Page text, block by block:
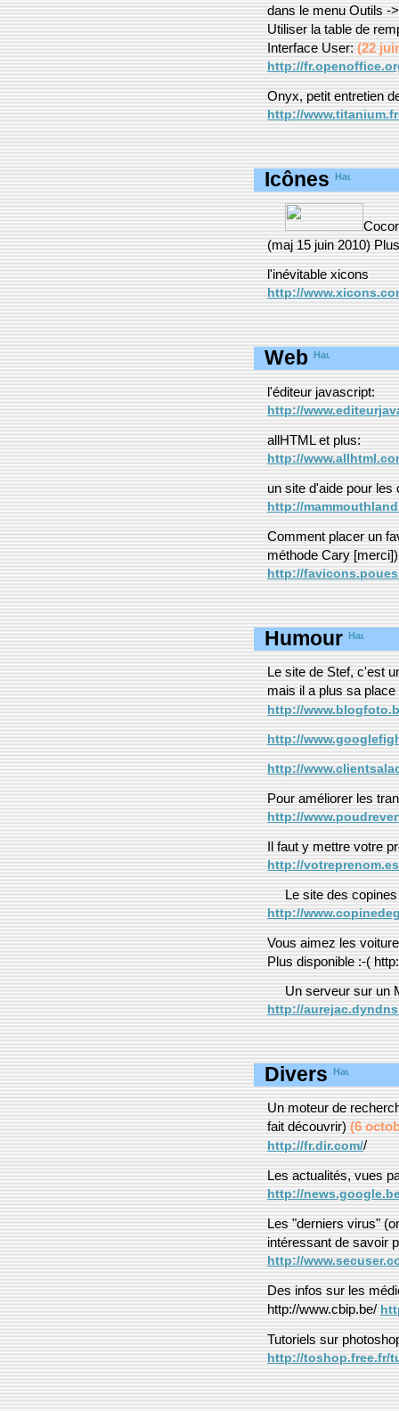
dans le menu Outils -
Utiliser la table de
Interface User:(22
http://
Onyx, petit entretien
http://
Icônes
(maj 15 juin 2010)
l'inévitable xicons
http://
Web
l'éditeur javascript:
http://
allHTML et plus:
http://
un site d'aide pour
http://
Comment placer un
méthode Cary
http://
Humour
Le site de Stef, c'est
mais il a plus sa
http://
http://
http://
Pour améliorer les
http://
Il faut y mettre votre
http://
Le site des
http://
Vous aimez les
Plus disponible :-(
Un serveur sur un
http://
Divers
Un moteur de
fait découvrir)(6
http://fr.dir.com//
Les actualités, vues
http://
Les "derniers virus"
intéressant de savoir
http://
Des infos sur les
http://www.cbip.be/
Tutoriels sur
http://toshop.free.fr/